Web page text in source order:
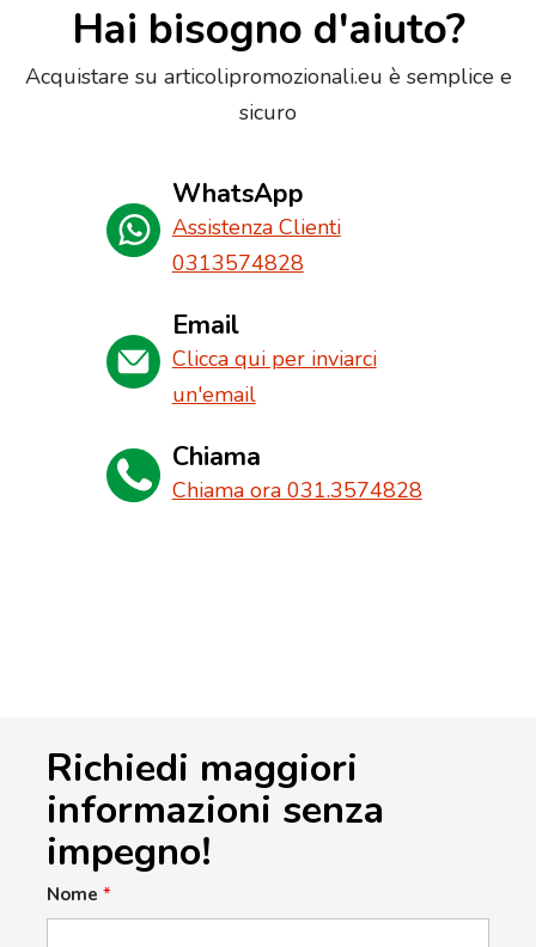
Hai bisogno d'aiuto?
Acquistare su articolipromozionali.eu è semplice e
sicuro
WhatsApp
Assistenza Clienti
0313574828
Email
Clicca qui per inviarci
un'email
Chiama
Chiama ora 031.3574828
Richiedi maggiori
informazioni senza
impegno!
Nome *